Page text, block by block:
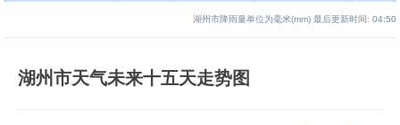
湖州市降雨量单位为毫米(mm) 最后更新时间: 04:50
湖州市天气未来十五天走势图